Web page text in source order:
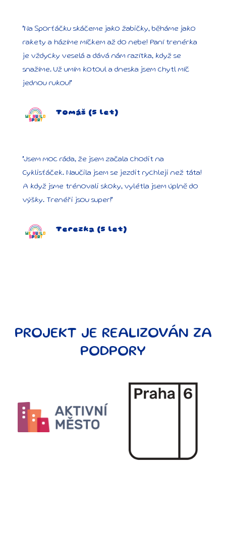
"Na Sporťáčku skáčeme jako žabičky, běháme jako
rakety a házíme míčkem až do nebe! Paní trenérka
je vždycky veselá a dává nám razítka, když se
snažíme. Už umím kotoul a dneska jsem chytl míč
jednou rukou!"
Tomáš (5 let)
"Jsem moc ráda, že jsem začala chodit na
Cyklisťáček. Naučila jsem se jezdit rychleji než táta!
A když jsme trénovali skoky, vylétla jsem úplně do
výšky. Trenéři jsou super!"
Terezka (5 let)
PROJEKT JE REALIZOVÁN ZA
PODPORY